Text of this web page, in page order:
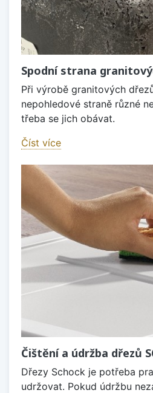
Spodní strana
Při výrobě granitových
nepohledové straně různé
třeba se jich obávat.
Číst více
Čištění a údržba dřezů
Dřezy Schock je potřeba
udržovat. Pokud údržbu